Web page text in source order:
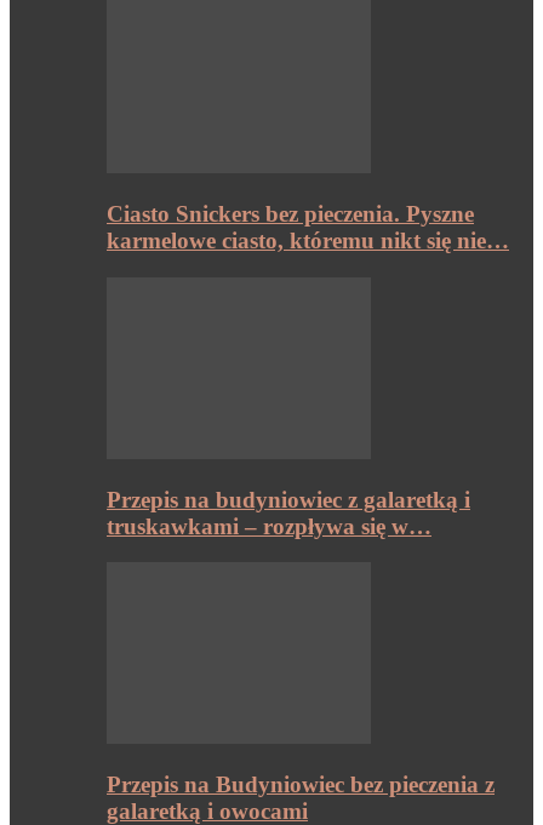
Ciasto Snickers bez pieczenia. Pyszne
karmelowe ciasto, któremu nikt się nie…
Przepis na budyniowiec z galaretką i
truskawkami – rozpływa się w…
Przepis na Budyniowiec bez pieczenia z
galaretką i owocami